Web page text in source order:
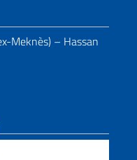
Meknès) – Hassan